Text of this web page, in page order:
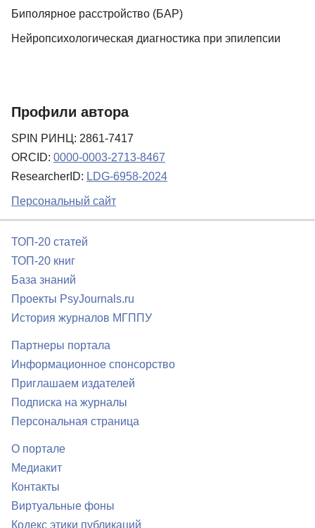
Биполярное расстройство (БАР)
Нейропсихологическая диагностика при эпилепсии
Профили автора
SPIN РИНЦ: 2861-7417
ORCID: 0000-0003-2713-8467
ResearcherID: LDG-6958-2024
Персональный сайт
ТОП-20 статей
ТОП-20 книг
База знаний
Проекты PsyJournals.ru
История журналов МГППУ
Партнеры портала
Информационное спонсорство
Приглашаем издателей
Подписка на журналы
Персональная страница
О портале
Медиакит
Контакты
Виртуальные фоны
Кодекс этики публикаций